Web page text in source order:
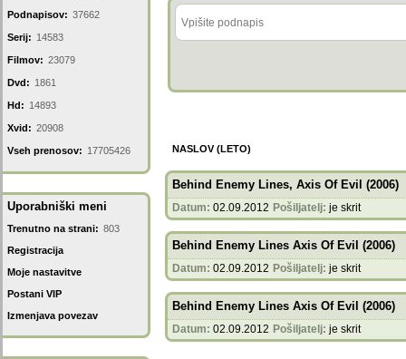
Podnapisov: 37662
Serij: 14583
Filmov: 23079
Dvd: 1861
Hd: 14893
Xvid: 20908
Vseh prenosov: 17705426
Uporabniški meni
Trenutno na strani: 803
Registracija
Moje nastavitve
Postani VIP
Izmenjava povezav
NASLOV (LETO)
Behind Enemy Lines, Axis Of Evil (2006)
Datum: 02.09.2012 Pošiljatelj: je skrit
Behind Enemy Lines Axis Of Evil (2006)
Datum: 02.09.2012 Pošiljatelj: je skrit
Behind Enemy Lines Axis Of Evil (2006)
Datum: 02.09.2012 Pošiljatelj: je skrit